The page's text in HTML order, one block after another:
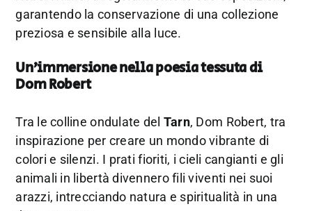
garantendo la conservazione di una collezione
preziosa e sensibile alla luce.
Un’immersione nella poesia tessuta di
Dom Robert
Tra le colline ondulate del Tarn, Dom Robert, tra
inspirazione per creare un mondo vibrante di
colori e silenzi. I prati fioriti, i cieli cangianti e gli
animali in libertà divennero fili viventi nei suoi
arazzi, intrecciando natura e spiritualità in una